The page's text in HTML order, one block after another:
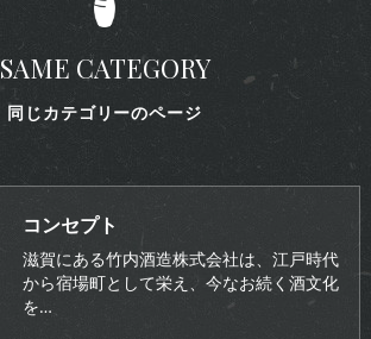
同じカテゴリーのページ
SAME CATEGORY
コンセプト
滋賀にある竹内酒造株式会社は、江戸時代
から宿場町として栄え、今なお続く酒文化
を…